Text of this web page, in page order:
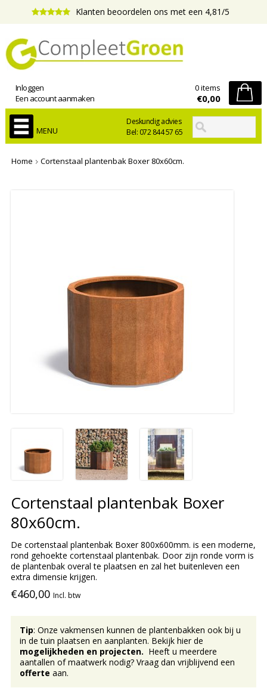
Klanten beoordelen ons met een 4,81/5
Deskundig advies
Bel: 072 844 57 65
Inloggen
Een account aanmaken
0 items
€0,00
MENU
Home Cortenstaal plantenbak Boxer 80x60cm.
Cortenstaal plantenbak Boxer
80x60cm.
De cortenstaal plantenbak Boxer 800x600mm. is een moderne,
rond gehoekte cortenstaal plantenbak. Door zijn ronde vorm is
de plantenbak overal te plaatsen en zal het buitenleven een
extra dimensie krijgen.
€460,00 Incl. btw
Tip: Onze vakmensen kunnen de plantenbakken ook bij u
in de tuin plaatsen en aanplanten. Bekijk hier de
mogelijkheden en projecten. Heeft u meerdere
aantallen of maatwerk nodig? Vraag dan vrijblijvend een
offerte aan.